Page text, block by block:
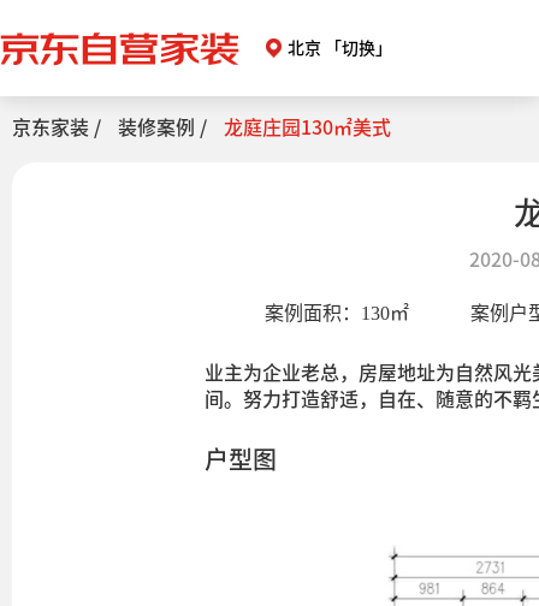
北京 「切换」
京东家装 / 装修案例 / 龙庭庄园130㎡美式
2020-
案例面积： 130㎡ 案例户
业主为企业老总，房屋地址为自然风
间。努力打造舒适，自在、随意的不羁
户型图